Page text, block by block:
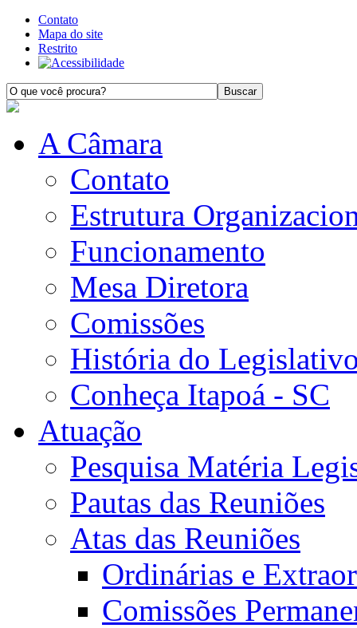
Contato
Mapa do site
Restrito
A Câmara
Contato
Estrutura
Funcionamento
Mesa Diretora
Comissões
História do
Conheça Itapoá - SC
Atuação
Pesquisa Matéria
Pautas das Reuniões
Atas das Reuniões
Ordinárias e
Comissões